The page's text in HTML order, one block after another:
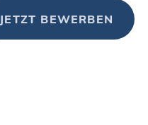
JETZT BEWERBEN